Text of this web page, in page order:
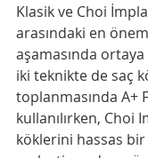
Klasik ve Choi
arasındaki en
aşamasında ortaya
iki teknikte de saç
toplanmasında A+
kullanılırken, Choi
köklerini hassas